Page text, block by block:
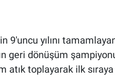
yılını
geri dönüşüm
atık toplayarak ilk